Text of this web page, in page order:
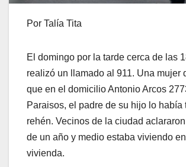
Por Talía Tita
El domingo por la tarde cerca de las
realizó un llamado al 911. Una mujer
que en el domicilio Antonio Arcos
Paraisos, el padre de su hijo lo había
rehén. Vecinos de la ciudad
de un año y medio estaba viviendo
vivienda.